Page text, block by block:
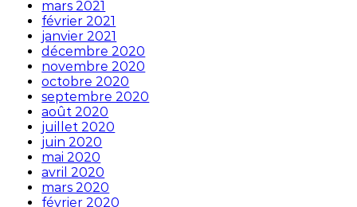
mars 2021
février 2021
janvier 2021
décembre 2020
novembre 2020
octobre 2020
septembre 2020
août 2020
juillet 2020
juin 2020
mai 2020
avril 2020
mars 2020
février 2020